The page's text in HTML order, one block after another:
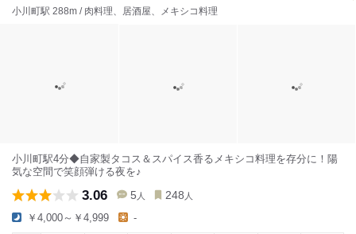
小川町駅 288m / 肉料理、居酒屋、メキシコ料理
小川町駅4分◆自家製タコス＆スパイス香るメキシコ料理を存分に！陽
気な空間で笑顔弾ける夜を♪
3.06 5 人 248 人
￥4,000～￥4,999 -